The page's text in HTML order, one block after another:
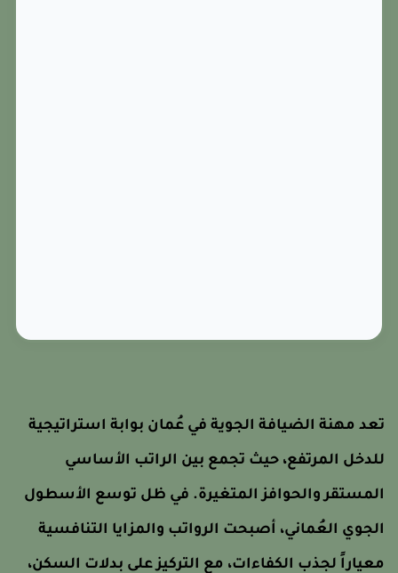
مهنة الضيافة الجوية في عُمان بوابة استراتيجية
المرتفع، حيث تجمع بين الراتب الأساسي
والحوافز المتغيرة. في ظل توسع الأسطول
العُماني، أصبحت الرواتب والمزايا التنافسية
لجذب الكفاءات، مع التركيز على بدلات السكن،